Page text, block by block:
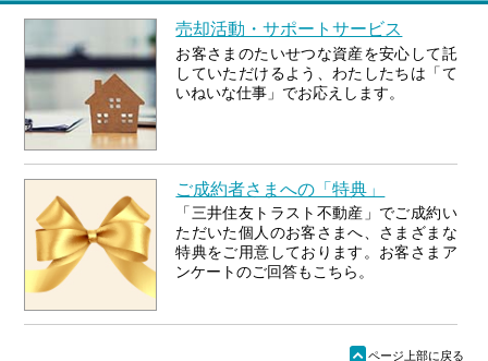
売却活動・サポートサービス
お客さまのたいせつな資産を安心して託
していただけるよう、わたしたちは「て
いねいな仕事」でお応えします。
ご成約者さまへの「特典」
「三井住友トラスト不動産」でご成約い
ただいた個人のお客さまへ、さまざまな
特典をご用意しております。お客さまア
ンケートのご回答もこちら。
ü ページ上部に戻る